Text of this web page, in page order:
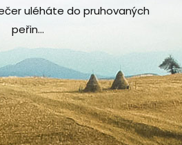
uléháte do pruhovaných
peřin…